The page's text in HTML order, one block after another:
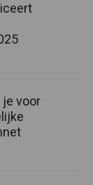
voor